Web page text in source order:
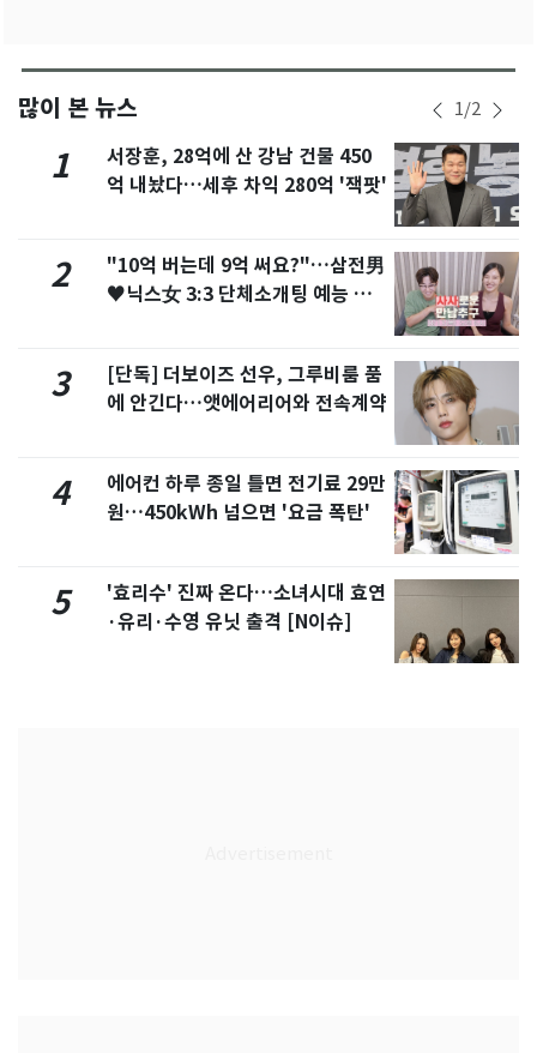
많이 본 뉴스 1/2
1
서장훈, 28억에 산 강남 건물 450
억 내놨다…세후 차익 280억 '잭팟'
2
"10억 버는데 9억 써요?"…삼전男
♥닉스女 3:3 단체소개팅 예능 화
3
[단독] 더보이즈 선우, 그루비룸 품
에 안긴다…앳에어리어와 전속계약
4
에어컨 하루 종일 틀면 전기료 29만
원…450kWh 넘으면 '요금 폭탄'
5
'효리수' 진짜 온다…소녀시대 효연
·유리·수영 유닛 출격 [N이슈]